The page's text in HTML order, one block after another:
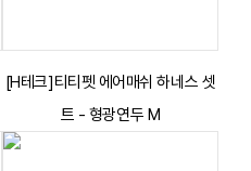
[H테크]티티펫 에어매쉬 하네스 셋
트 - 형광연두 M